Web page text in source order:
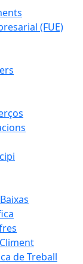
(FUE)
de Treball